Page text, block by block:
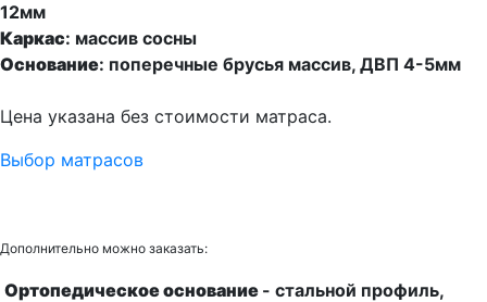
12мм
Каркас: массив сосны
Основание: поперечные брусья массив, ДВП 4-5мм
Цена указана без стоимости матраса.
Выбор матрасов
Дополнительно можно заказать:
Ортопедическое основание - стальной профиль,